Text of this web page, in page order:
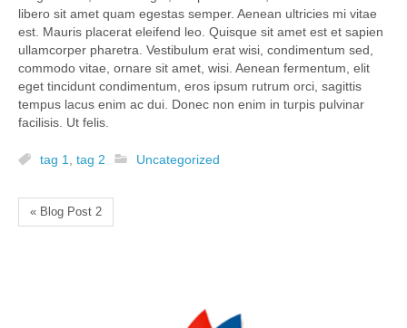
libero sit amet quam egestas semper. Aenean ultricies mi vitae
est. Mauris placerat eleifend leo. Quisque sit amet est et sapien
ullamcorper pharetra. Vestibulum erat wisi, condimentum sed,
commodo vitae, ornare sit amet, wisi. Aenean fermentum, elit
eget tincidunt condimentum, eros ipsum rutrum orci, sagittis
tempus lacus enim ac dui. Donec non enim in turpis pulvinar
facilisis. Ut felis.
tag 1 tag 2 Uncategorized
« Blog Post 2